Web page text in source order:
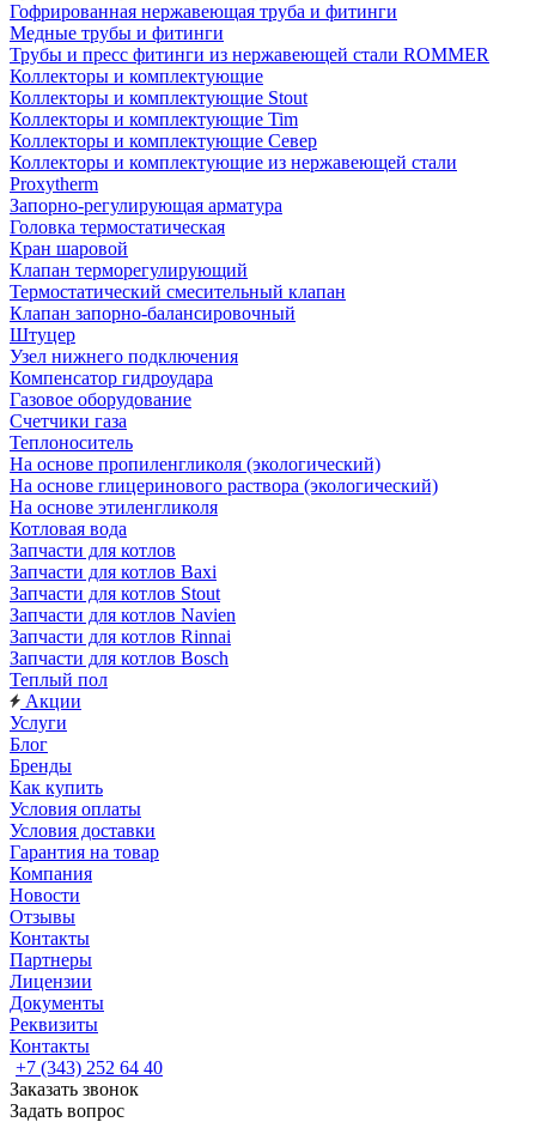
Гофрированная нержавеющая труба и фитинги
Медные трубы и фитинги
Трубы и пресс фитинги из нержавеющей стали ROMMER
Коллекторы и комплектующие
Коллекторы и комплектующие Stout
Коллекторы и комплектующие Tim
Коллекторы и комплектующие Север
Коллекторы и комплектующие из нержавеющей стали
Proxytherm
Запорно-регулирующая арматура
Головка термостатическая
Кран шаровой
Клапан терморегулирующий
Термостатический смесительный клапан
Клапан запорно-балансировочный
Штуцер
Узел нижнего подключения
Компенсатор гидроудара
Газовое оборудование
Счетчики газа
Теплоноситель
На основе пропиленгликоля (экологический)
На основе глицеринового раствора (экологический)
На основе этиленгликоля
Котловая вода
Запчасти для котлов
Запчасти для котлов Baxi
Запчасти для котлов Stout
Запчасти для котлов Navien
Запчасти для котлов Rinnai
Запчасти для котлов Bosch
Теплый пол
Акции
Услуги
Блог
Бренды
Как купить
Условия оплаты
Условия доставки
Гарантия на товар
Компания
Новости
Отзывы
Контакты
Партнеры
Лицензии
Документы
Реквизиты
Контакты
+7 (343) 252 64 40
Заказать звонок
Задать вопрос